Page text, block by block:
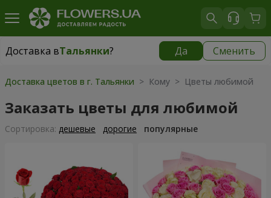
Доставка вТальянки? Да Сменить
Доставка вТальянки|
Доставка цветов в г. Тальянки > Кому > Цветы любимой
Заказать цветы для любимой
Cортировка: дешевые дорогие популярные